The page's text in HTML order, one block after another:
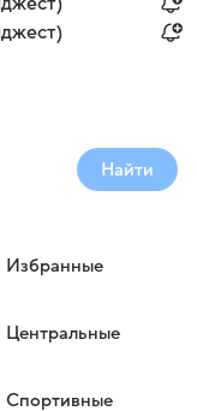
Найти
Избранные
Центральные
Спортивные